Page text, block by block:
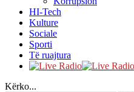
HI-Tech
Kulture
Sociale
Sporti
Të ruajtura
Kërko...